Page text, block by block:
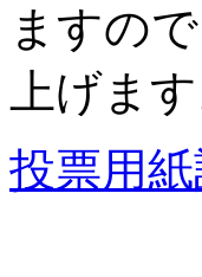
ますの
上げます
投票用